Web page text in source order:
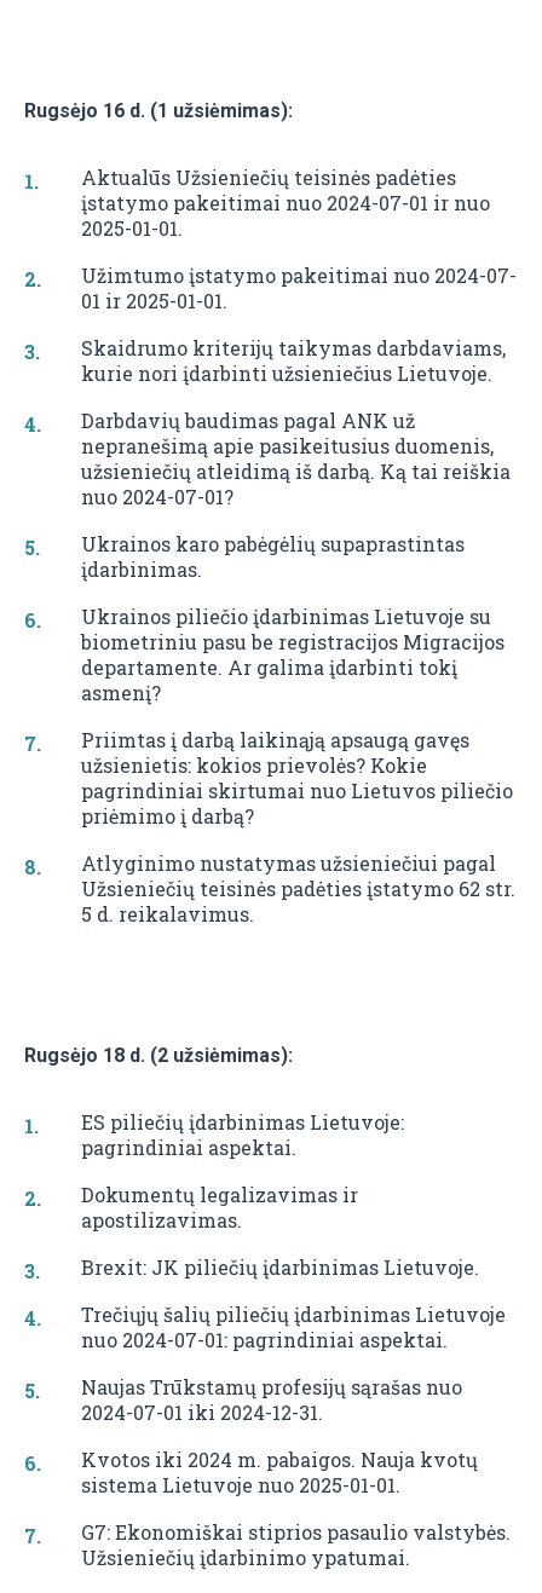
Rugsėjo 16 d. (1 užsiėmimas):
Aktualūs Užsieniečių teisinės padėties
įstatymo pakeitimai nuo 2024-07-01 ir nuo
2025-01-01.
Užimtumo įstatymo pakeitimai nuo 2024-07-
01 ir 2025-01-01.
Skaidrumo kriterijų taikymas darbdaviams,
kurie nori įdarbinti užsieniečius Lietuvoje.
Darbdavių baudimas pagal ANK už
nepranešimą apie pasikeitusius duomenis,
užsieniečių atleidimą iš darbą. Ką tai reiškia
nuo 2024-07-01?
Ukrainos karo pabėgėlių supaprastintas
įdarbinimas.
Ukrainos piliečio įdarbinimas Lietuvoje su
biometriniu pasu be registracijos Migracijos
departamente. Ar galima įdarbinti tokį
asmenį?
Priimtas į darbą laikinąją apsaugą gavęs
užsienietis: kokios prievolės? Kokie
pagrindiniai skirtumai nuo Lietuvos piliečio
priėmimo į darbą?
Atlyginimo nustatymas užsieniečiui pagal
Užsieniečių teisinės padėties įstatymo 62 str.
5 d. reikalavimus.
Rugsėjo 18 d. (2 užsiėmimas):
ES piliečių įdarbinimas Lietuvoje:
pagrindiniai aspektai.
Dokumentų legalizavimas ir
apostilizavimas.
Brexit: JK piliečių įdarbinimas Lietuvoje.
Trečiųjų šalių piliečių įdarbinimas Lietuvoje
nuo 2024-07-01: pagrindiniai aspektai.
Naujas Trūkstamų profesijų sąrašas nuo
2024-07-01 iki 2024-12-31.
Kvotos iki 2024 m. pabaigos. Nauja kvotų
sistema Lietuvoje nuo 2025-01-01.
G7: Ekonomiškai stiprios pasaulio valstybės.
Užsieniečių įdarbinimo ypatumai.